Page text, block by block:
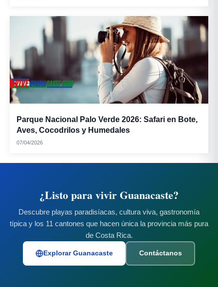
Parque Nacional Palo Verde 2026: Safari en Bote,
Aves, Cocodrilos y Humedales
07/04/2026
¿Listo para vivir Guanacaste?
Descubre playas paradisíacas, cultura viva, gastronomía
típica y los 11 cantones que hacen única la provincia más pura
de Costa Rica.
Explorar Guanacaste Contáctanos